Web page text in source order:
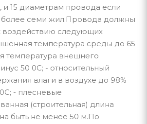
15 диаметрам провода если
семи жил.Провода должны
воздействию следующих
температура среды до 65
температура внешнего
50 0С; - относительный
влаги в воздухе до 98%
- плесневые
(строительная) длина
быть не менее 50 м.По